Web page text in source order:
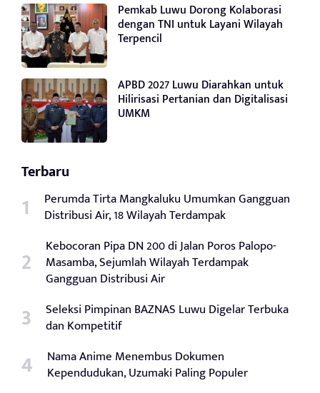
Pemkab Luwu Dorong Kolaborasi
dengan TNI untuk Layani Wilayah
Terpencil
APBD 2027 Luwu Diarahkan untuk
Hilirisasi Pertanian dan Digitalisasi
UMKM
Terbaru
Perumda Tirta Mangkaluku Umumkan Gangguan
Distribusi Air, 18 Wilayah Terdampak
Kebocoran Pipa DN 200 di Jalan Poros Palopo-
Masamba, Sejumlah Wilayah Terdampak
Gangguan Distribusi Air
Seleksi Pimpinan BAZNAS Luwu Digelar Terbuka
dan Kompetitif
Nama Anime Menembus Dokumen
Kependudukan, Uzumaki Paling Populer